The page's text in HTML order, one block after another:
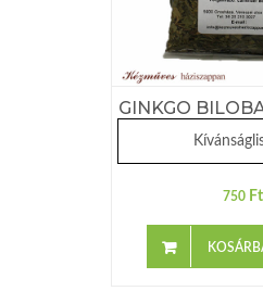
GINKGO
750 Ft